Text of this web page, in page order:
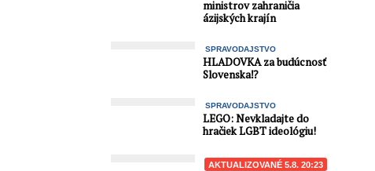
ministrov zahraničia
ázijských krajín
SPRAVODAJSTVO
HLADOVKA za budúcnosť
Slovenska⁉️
SPRAVODAJSTVO
LEGO: Nevkladajte do
hračiek LGBT ideológiu!
AKTUALIZOVANÉ 5.8. 20:23